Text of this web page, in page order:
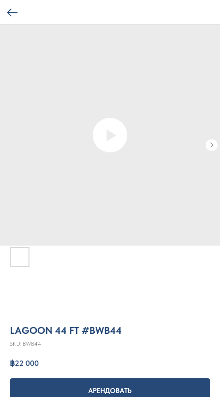
LAGOON 44 FT #BWB44
SKU: BWB44
฿22 000
АРЕНДОВАТЬ